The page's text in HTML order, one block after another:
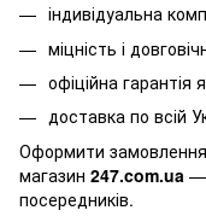
індивідуальна
міцність і
офіційна гарантія
доставка по всій
Оформити
магазин 247.com.ua —
посередників.